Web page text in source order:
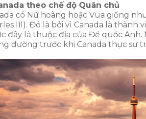
theo chế độ Quân chủ
có Nữ hoàng hoặc Vua giống
III). Đó là bởi vì Canada là thành
đây là thuộc địa của Đế quốc Anh.
đường trước khi Canada thực sự